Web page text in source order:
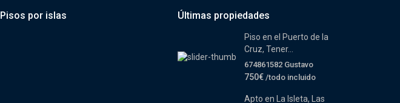
Pisos por islas Últimas propiedades
Piso en el Puerto de la
Cruz, Tener...
674861582 Gustavo
750€ /todo incluido
Apto en La Isleta, Las